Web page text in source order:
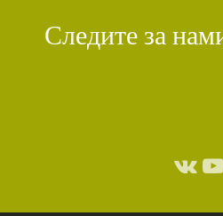
Следите за